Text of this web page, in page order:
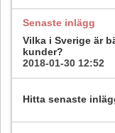
Senaste inlägg
Vilka i Sverige är
kunder?
2018-01-30 12:52
Hitta senaste